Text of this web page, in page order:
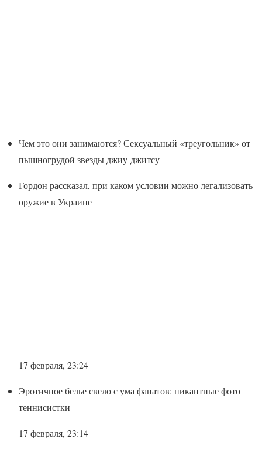
Чем это они занимаются? Сексуальный «треугольник» от
пышногрудой звезды джиу-джитсу
Гордон рассказал, при каком условии можно легализовать
оружие в Украине
17 февраля, 23:24
Эротичное белье свело с ума фанатов: пикантные фото
теннисистки
17 февраля, 23:14